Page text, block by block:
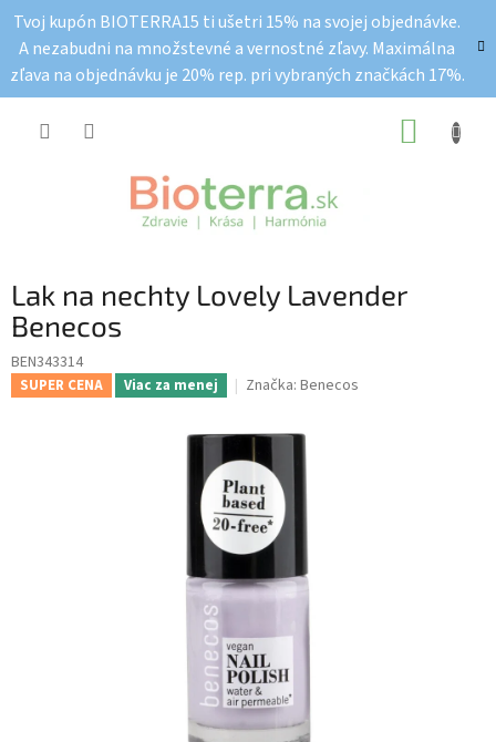
obsah
Tvoj kupón BIOTERRA15 ti ušetri 15% na svojej objednávke.
A nezabudni na množstevné a vernostné zľavy. Maximálna
zľava na objednávku je 20% rep. pri vybraných značkách 17%.
Lak na nechty Lovely Lavender
Benecos
BEN343314
SUPER CENA Viac za menej Značka: Benecos